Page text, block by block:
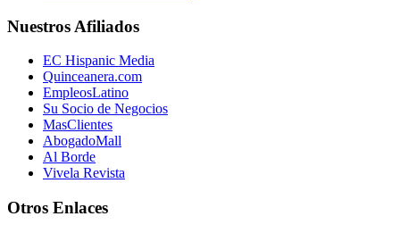
Nuestros Afiliados
EC Hispanic Media
Quinceanera.com
EmpleosLatino
Su Socio de Negocios
MasClientes
AbogadoMall
Al Borde
Vivela Revista
Otros Enlaces